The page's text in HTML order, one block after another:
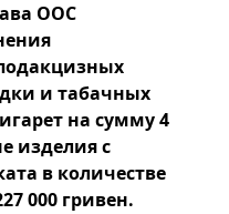
ООС
и табачных
на сумму 4
изделия с
в количестве
000 гривен.